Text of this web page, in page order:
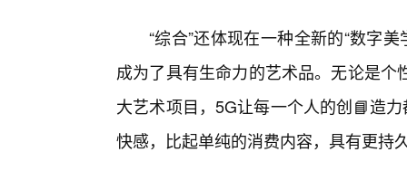
“综合”还体现在一种全新的“数字
成为了具有生命力的艺术品。无论是
大艺术项目，5G让每一个人的创📘造
快感，比起单纯的消费内容，具有更持